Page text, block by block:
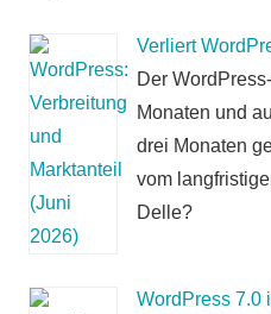
Verliert
Der
Monaten und
drei Monaten
vom
Delle?
WordPress 7.0